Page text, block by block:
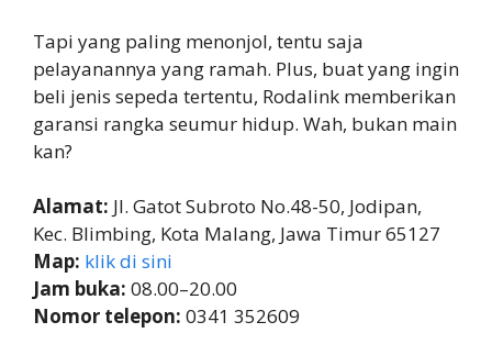
Tapi yang paling menonjol, tentu saja
pelayanannya yang ramah. Plus, buat yang ingin
beli jenis sepeda tertentu, Rodalink memberikan
garansi rangka seumur hidup. Wah, bukan main
kan?
Alamat: Jl. Gatot Subroto No.48-50, Jodipan,
Kec. Blimbing, Kota Malang, Jawa Timur 65127
Map: klik di sini
Jam buka: 08.00–20.00
Nomor telepon: 0341 352609